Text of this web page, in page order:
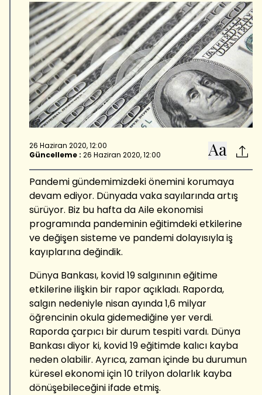
26 Haziran 2020, 12:00
Güncelleme : 26 Haziran 2020, 12:00
Pandemi gündemimizdeki önemini korumaya
devam ediyor. Dünyada vaka sayılarında artış
sürüyor. Biz bu hafta da Aile ekonomisi
programında pandeminin eğitimdeki etkilerine
ve değişen sisteme ve pandemi dolayısıyla iş
kayıplarına değindik.
Dünya Bankası, kovid 19 salgınının eğitime
etkilerine ilişkin bir rapor açıkladı. Raporda,
salgın nedeniyle nisan ayında 1,6 milyar
öğrencinin okula gidemediğine yer verdi.
Raporda çarpıcı bir durum tespiti vardı. Dünya
Bankası diyor ki, kovid 19 eğitimde kalıcı kayba
neden olabilir. Ayrıca, zaman içinde bu durumun
küresel ekonomi için 10 trilyon dolarlık kayba
dönüşebileceğini ifade etmiş.